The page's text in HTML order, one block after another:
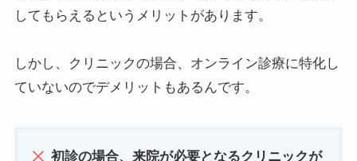
してもらえるというメリットがあります。
しかし、クリニックの場合、オンライン診療に特化し
ていないのでデメリットもあるんです。
初診の場合、来院が必要となるクリニックが